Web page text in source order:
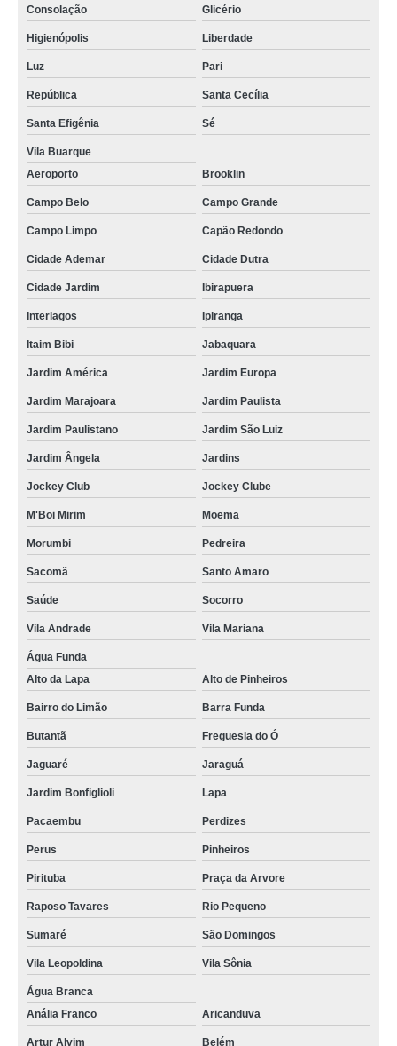
Consolação Glicério
Higienópolis Liberdade
Luz Pari
República Santa Cecília
Santa Efigênia Sé
Vila Buarque
Aeroporto
Brooklin
Campo Belo Campo Grande
Campo Limpo Capão Redondo
Cidade Ademar Cidade Dutra
Cidade Jardim Ibirapuera
Interlagos Ipiranga
Itaim Bibi Jabaquara
Jardim América Jardim Europa
Jardim Marajoara Jardim Paulista
Jardim Paulistano Jardim São Luiz
Jardim Ângela Jardins
Jockey Club Jockey Clube
M'Boi Mirim Moema
Morumbi Pedreira
Sacomã Santo Amaro
Saúde Socorro
Vila Andrade Vila Mariana
Água Funda
Alto da Lapa
Alto de Pinheiros
Bairro do Limão Barra Funda
Butantã Freguesia do Ó
Jaguaré Jaraguá
Jardim Bonfiglioli Lapa
Pacaembu Perdizes
Perus Pinheiros
Pirituba Praça da Arvore
Raposo Tavares Rio Pequeno
Sumaré São Domingos
Vila Leopoldina Vila Sônia
Água Branca
Anália Franco
Aricanduva
Artur Alvim Belém